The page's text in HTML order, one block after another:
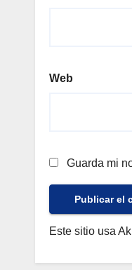
Web
Guarda mi
Este sitio usa